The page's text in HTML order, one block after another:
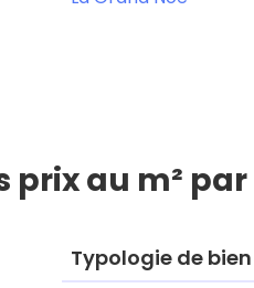
prix au m² par
Typologie de bien